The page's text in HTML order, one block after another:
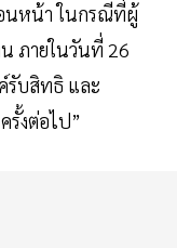
นหน้า ในกรณีที่ผู้
ภายในวันที่ 26
รับสิทธิ และ
รั้งต่อไป”